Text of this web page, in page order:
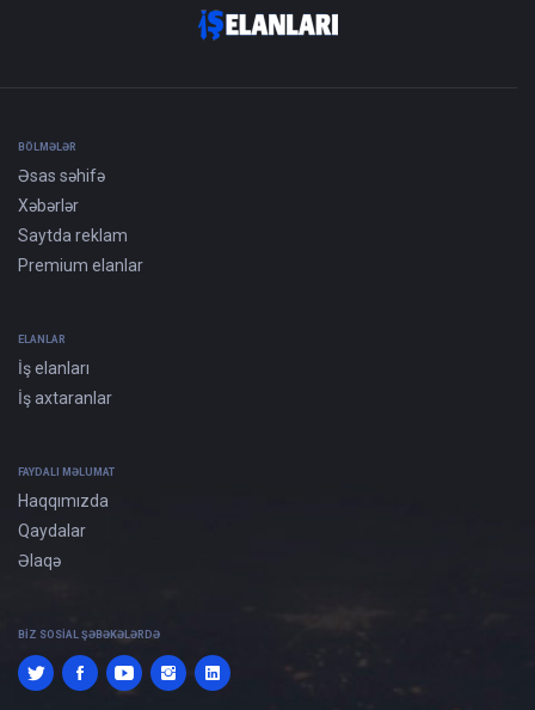
BÖLMƏLƏR
Əsas səhifə
Xəbərlər
Saytda reklam
Premium elanlar
ELANLAR
İş elanları
İş axtaranlar
FAYDALI MƏLUMAT
Haqqımızda
Qaydalar
Əlaqə
BIZ SOSIAL ŞƏBƏKƏLƏRDƏ